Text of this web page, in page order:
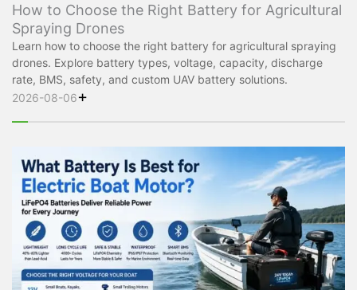
How to Choose the Right Battery for Agricultural
Spraying Drones
Learn how to choose the right battery for agricultural spraying
drones. Explore battery types, voltage, capacity, discharge
rate, BMS, safety, and custom UAV battery solutions.
2026-08-06+